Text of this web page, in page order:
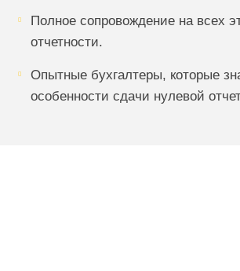
Полное сопровождение на всех
отчетности.
Опытные бухгалтеры, которые
особенности сдачи нулевой